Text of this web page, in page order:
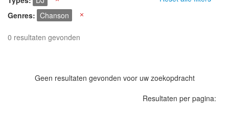
Genres
Chanson
0 resultaten gevonden
Geen resultaten gevonden voor uw zoekopdracht
Resultaten per pagina: